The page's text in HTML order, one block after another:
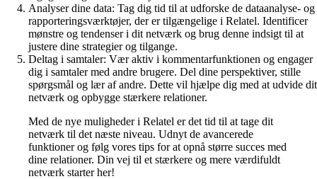
Analyser dine data: Tag dig tid til at udforske de dataanalyse- og
rapporteringsværktøjer, der er tilgængelige i Relatel. Identificer
mønstre og tendenser i dit netværk og brug denne indsigt til at
justere dine strategier og tilgange.
Deltag i samtaler: Vær aktiv i kommentarfunktionen og engager
dig i samtaler med andre brugere. Del dine perspektiver, stille
spørgsmål og lær af andre. Dette vil hjælpe dig med at udvide dit
netværk og opbygge stærkere relationer.
Med de nye muligheder i Relatel er det tid til at tage dit
netværk til det næste niveau. Udnyt de avancerede
funktioner og følg vores tips for at opnå større succes med
dine relationer. Din vej til et stærkere og mere værdifuldt
netværk starter her!